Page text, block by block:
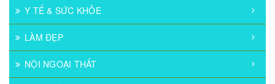
Y TẾ & SỨC KHỎE
LÀM ĐẸP
NỘI NGOẠI THẤT